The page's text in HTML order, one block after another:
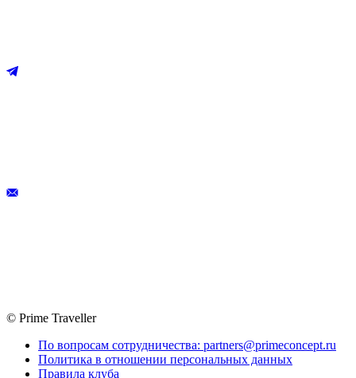
© Prime Traveller
По вопросам сотрудничества: partners@primeconcept.ru
Политика в отношении персональных данных
Правила клуба